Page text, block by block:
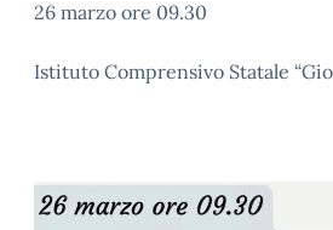
26 marzo ore 09.30
Istituto Comprensivo Statale